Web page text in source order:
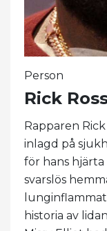
Person
Rick
Rapparen
inlagd på
för hans
svarslös
historia av